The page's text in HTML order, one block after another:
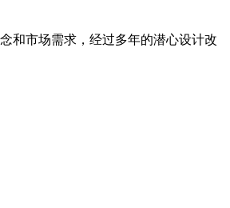
和市场需求，经过多年的潜心设计改